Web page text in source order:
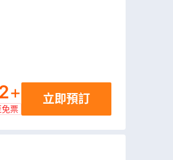
+
票
立即預訂